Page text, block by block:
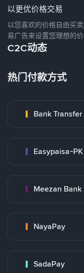
以更优价格交易
以您喜欢的价格自由买
易广告来设置您理想的价
C2C动态
热门付款方式
Bank Transfer
Easypaisa-
Meezan Bank
NayaPay
SadaPay